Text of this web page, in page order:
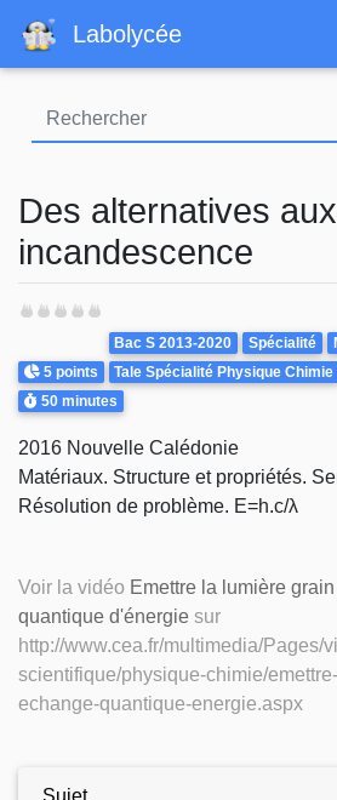
Labolycée
Des alternatives
incandescence
Points
5 points
Theme
Bac S 2013-2020 Spécialité
Tale Spécialité Physique Chimie
Durée
50 minutes
2016 Nouvelle Calédonie
Matériaux. Structure et propriétés.
Résolution de problème. E=h.c/λ
Voir la vidéo Emettre la lumière
quantique d'énergie sur
http://www.cea.fr/multimedia/Pages/
scientifique/physique-chimie/
echange-quantique-energie.aspx